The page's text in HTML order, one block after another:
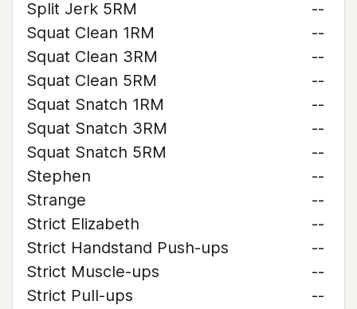
Split Jerk 5RM
--
Squat Clean 1RM
--
Squat Clean 3RM
--
Squat Clean 5RM
--
Squat Snatch 1RM
--
Squat Snatch 3RM
--
Squat Snatch 5RM
--
Stephen
--
Strange
--
Strict Elizabeth
--
Strict Handstand Push-ups
--
Strict Muscle-ups
--
Strict Pull-ups
--